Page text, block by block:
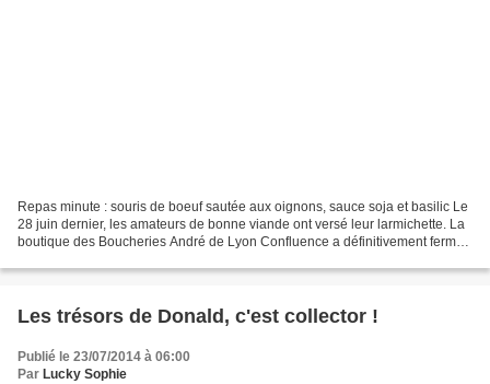
Repas minute : souris de boeuf sautée aux oignons, sauce soja et basilic Le
28 juin dernier, les amateurs de bonne viande ont versé leur larmichette. La
boutique des Boucheries André de Lyon Confluence a définitivement fermé.
Les trésors de Donald, c'est collector !
Publié le 23/07/2014 à 06:00
Par Lucky Sophie